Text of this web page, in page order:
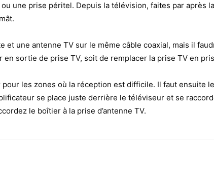
une prise péritel. Depuis la télévision, faites par après
et une antenne TV sur le même câble coaxial, mais il
sortie de prise TV, soit de remplacer la prise TV en
les zones où la réception est difficile. Il faut ensuite
se place juste derrière le téléviseur et se
le boîtier à la prise d’antenne TV.